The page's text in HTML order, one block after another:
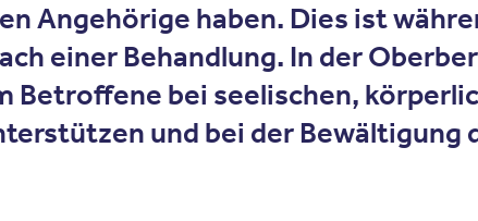
Angehörige haben. Dies ist
einer Behandlung. In der
Betroffene bei seelischen,
und bei der Bewältigung